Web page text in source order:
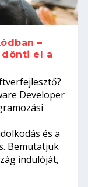
dönti el a
–
dönti el a
Developer
és a
Bemutatjuk
indulóját,